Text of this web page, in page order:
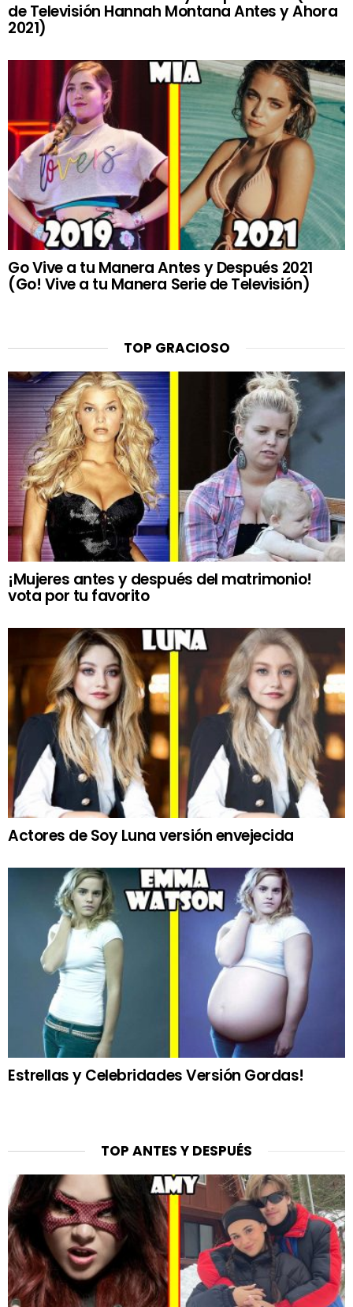
de Televisión Hannah Montana Antes y Ahora
2021)
Go Vive a tu Manera Antes y Después 2021
(Go! Vive a tu Manera Serie de Televisión)
TOP GRACIOSO
¡Mujeres antes y después del matrimonio!
vota por tu favorito
Actores de Soy Luna versión envejecida
Estrellas y Celebridades Versión Gordas!
TOP ANTES Y DESPUÉS